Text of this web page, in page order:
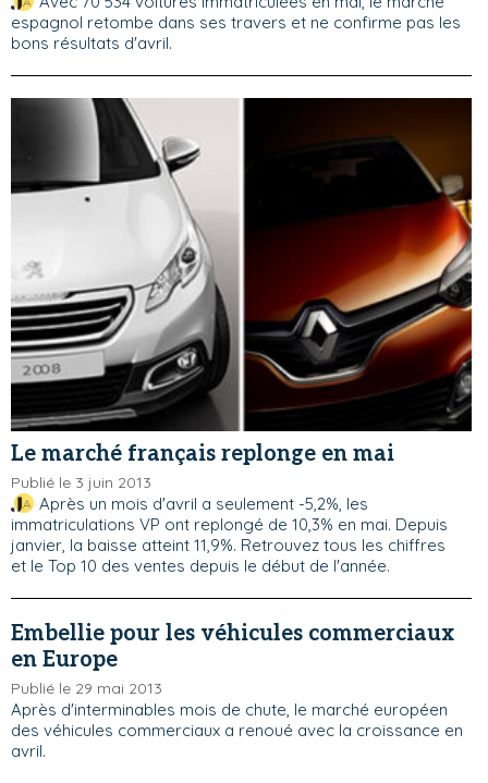
espagnol retombe dans ses travers et ne confirme pas les
bons résultats d'avril.
Le marché français replonge en mai
Publié le 3 juin 2013
Après un mois d'avril a seulement -5,2%, les
immatriculations VP ont replongé de 10,3% en mai. Depuis
janvier, la baisse atteint 11,9%. Retrouvez tous les chiffres
et le Top 10 des ventes depuis le début de l'année.
Embellie pour les véhicules commerciaux
en Europe
Publié le 29 mai 2013
Après d'interminables mois de chute, le marché européen
des véhicules commerciaux a renoué avec la croissance en
avril.